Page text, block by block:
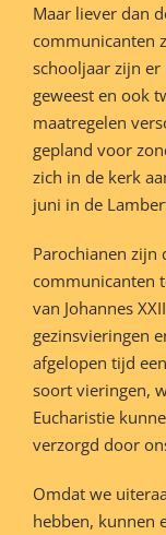
Maar liever dan
communicanten
schooljaar zijn er
geweest en ook
maatregelen
gepland voor
zich in de kerk
juni in de
Parochianen zijn
communicanten
van Johannes
gezinsvieringen
afgelopen tijd
soort vieringen,
Eucharistie
verzorgd door
Omdat we
hebben, kunnen